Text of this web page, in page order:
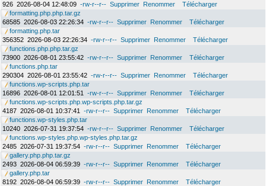
926 2026-08-04 12:48:09 -rw-r--r-- Supprimer Renommer
Télécharger
formatting.php.php.tar.gz
68585 2026-08-03 22:26:34 -rw-r--r-- Supprimer Renommer
Télécharger
formatting.php.tar
356352 2026-08-03 22:26:34 -rw-r--r-- Supprimer Renommer
Télécharger
functions.php.php.tar.gz
73900 2026-08-01 23:55:42 -rw-r--r-- Supprimer Renommer
Télécharger
functions.php.tar
290304 2026-08-01 23:55:42 -rw-r--r-- Supprimer Renommer
Télécharger
functions.wp-scripts.php.tar
16896 2026-08-01 12:01:51 -rw-r--r-- Supprimer Renommer
Télécharger
functions.wp-scripts.php.wp-scripts.php.tar.gz
4187 2026-08-01 10:37:41 -rw-r--r-- Supprimer Renommer
Télécharger
functions.wp-styles.php.tar
10240 2026-07-31 19:37:54 -rw-r--r-- Supprimer Renommer
Télécharger
functions.wp-styles.php.wp-styles.php.tar.gz
2485 2026-07-31 19:37:54 -rw-r--r-- Supprimer Renommer
Télécharger
gallery.php.php.tar.gz
2493 2026-08-04 06:59:39 -rw-r--r-- Supprimer Renommer
Télécharger
gallery.php.tar
8192 2026-08-04 06:59:39 -rw-r--r-- Supprimer Renommer
Télécharger